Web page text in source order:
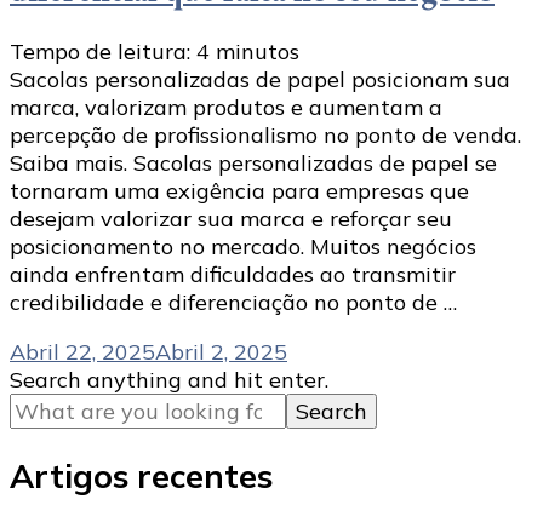
Tempo de leitura: 4 minutos
Sacolas personalizadas de papel posicionam sua
marca, valorizam produtos e aumentam a
percepção de profissionalismo no ponto de venda.
Saiba mais. Sacolas personalizadas de papel se
tornaram uma exigência para empresas que
desejam valorizar sua marca e reforçar seu
posicionamento no mercado. Muitos negócios
ainda enfrentam dificuldades ao transmitir
credibilidade e diferenciação no ponto de …
Abril 22, 2025Abril 2, 2025
Looking
for
Something?
Search anything and hit enter.
Artigos recentes